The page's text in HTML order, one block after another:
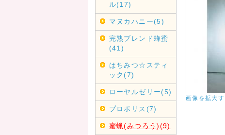
ル(17)
マヌカハニー(5)
完熟ブレンド蜂蜜
(41)
はちみつ☆スティ
ック(7)
ローヤルゼリー(5)
プロポリス(7)
蜜蝋(みつろう)(9)
画像を拡大す